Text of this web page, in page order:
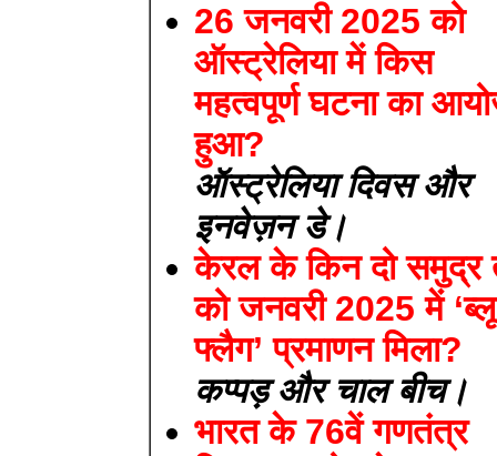
26 जनवरी 2025 को
ऑस्ट्रेलिया में किस
महत्वपूर्ण घटना का
हुआ?
ऑस्ट्रेलिया दिवस और
इनवेज़न डे।
केरल के किन दो समुद्र
को जनवरी 2025 में ‘ब्लू
फ्लैग’ प्रमाणन मिला?
कप्पड़ और चाल बीच।
भारत के 76वें गणतंत्र